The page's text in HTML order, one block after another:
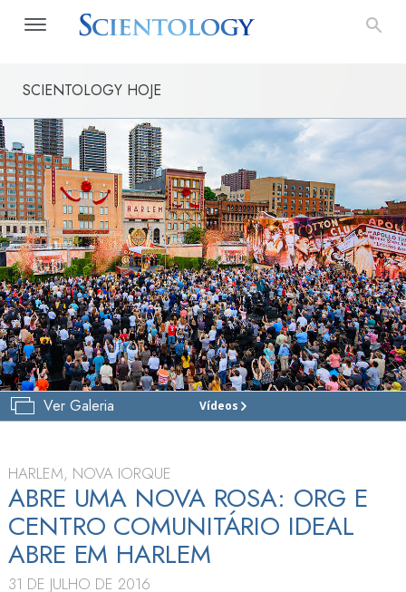
SCIENTOLOGY HOJE
Ver Galeria Vídeos
IGREJA
VISITE
HARLEM, NOVA IORQUE
ABRE UMA NOVA ROSA: ORG E
CENTRO COMUNITÁRIO IDEAL
ABRE EM HARLEM
31 DE JULHO DE 2016